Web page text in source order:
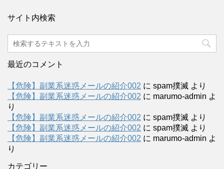
サイト内検索
最近のコメント
【危険】副業系迷惑メールの紹介002 に spam撲滅 より
【危険】副業系迷惑メールの紹介002 に marumo-admin よ
り
【危険】副業系迷惑メールの紹介002 に spam撲滅 より
【危険】副業系迷惑メールの紹介002 に spam撲滅 より
【危険】副業系迷惑メールの紹介002 に marumo-admin よ
り
カテゴリー